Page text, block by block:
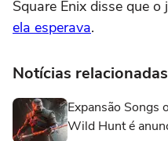
Square Enix disse que o
ela esperava.
Notícias relacionadas
Expansão Songs
Wild Hunt é